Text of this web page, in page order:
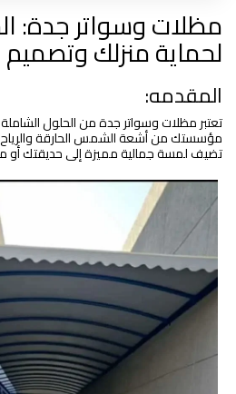
مظلات وسواتر جدة:
لحماية منزلك وتصميم
المقدمه:
تعتبر مظلات وسواتر جدة من الحلول الشاملة
مؤسستك من أشعة الشمس الحارقة والرياح
تضيف لمسة جمالية مميزة إلى حديقتك أو